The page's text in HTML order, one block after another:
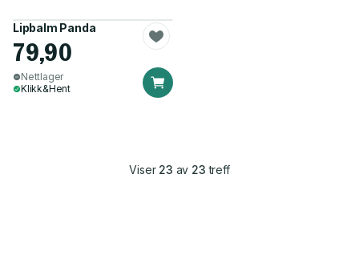
Lipbalm Panda
79,90
Nettlager
Klikk&Hent
Viser 23 av 23 treff